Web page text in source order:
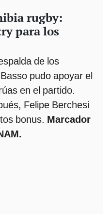
rugby:
para los
de los
pudo apoyar el
en el partido.
Felipe Berchesi
bonus. Marcador